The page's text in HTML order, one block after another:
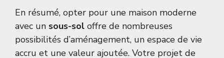
En résumé, opter pour une maison moderne
avec un sous-sol offre de nombreuses
possibilités d’aménagement, un espace de vie
accru et une valeur ajoutée. Votre projet de